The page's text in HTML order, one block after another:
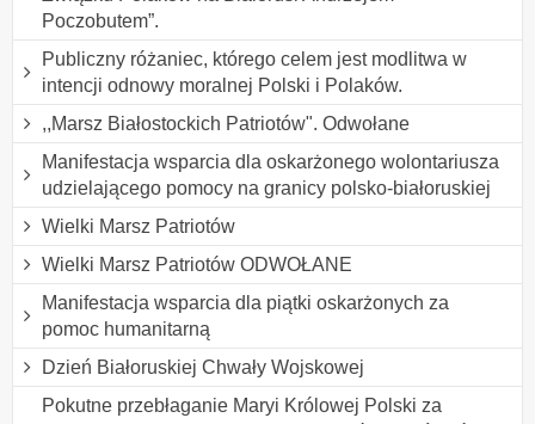
Poczobutem”.
Publiczny różaniec, którego celem jest modlitwa w
intencji odnowy moralnej Polski i Polaków.
,,Marsz Białostockich Patriotów". Odwołane
Manifestacja wsparcia dla oskarżonego wolontariusza
udzielającego pomocy na granicy polsko-białoruskiej
Wielki Marsz Patriotów
Wielki Marsz Patriotów ODWOŁANE
Manifestacja wsparcia dla piątki oskarżonych za
pomoc humanitarną
Dzień Białoruskiej Chwały Wojskowej
Pokutne przebłaganie Maryi Królowej Polski za